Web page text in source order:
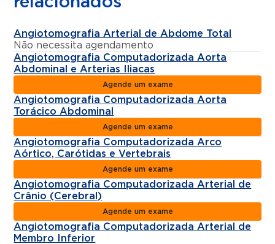
Angiotomografia Arterial de Abdome Total
Não necessita agendamento
Angiotomografia Computadorizada Aorta
Abdominal e Arterias Iliacas
Agende um exame
Angiotomografia Computadorizada Aorta
Torácico Abdominal
Agende um exame
Angiotomografia Computadorizada Arco
Aórtico, Carótidas e Vertebrais
Agende um exame
Angiotomografia Computadorizada Arterial de
Crânio (Cerebral)
Agende um exame
Angiotomografia Computadorizada Arterial de
Membro Inferior